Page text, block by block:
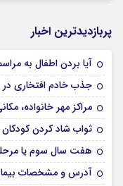
پربازدیدترین اخبار
آیا بردن اطفال به
جذب خادم افتخاری
مراکز مهر خانواده،
ثواب شاد کردن
هفت سال سوم یا
آدرس و مشخصات